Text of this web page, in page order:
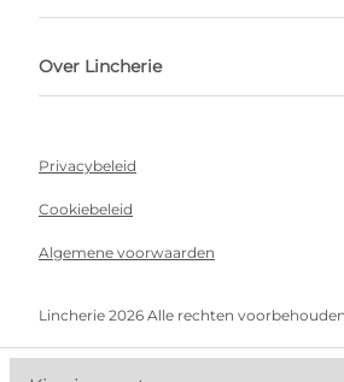
Over Lincherie
Privacybeleid
Cookiebeleid
Algemene voorwaarden
Lincherie 2026 Alle rechten voorbehouden